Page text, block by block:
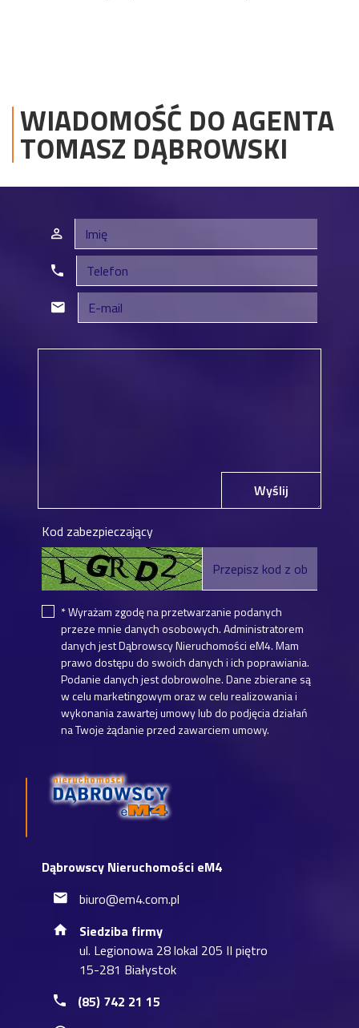
WIADOMOŚĆ DO AGENTA
TOMASZ DĄBROWSKI
Dąbrowscy Nieruchomości eM4
biuro@em4.com.pl
Siedziba firmy
ul. Legionowa 28 lokal 205 II piętro
15-281 Białystok
(85) 742 21 15
Wyślij
Kod zabezpieczający
* Wyrażam zgodę na przetwarzanie podanych
przeze mnie danych osobowych. Administratorem
danych jest Dąbrowscy Nieruchomości eM4. Mam
prawo dostępu do swoich danych i ich poprawiania.
Podanie danych jest dobrowolne. Dane zbierane są
w celu marketingowym oraz w celu realizowania i
wykonania zawartej umowy lub do podjęcia działań
na Twoje żądanie przed zawarciem umowy.